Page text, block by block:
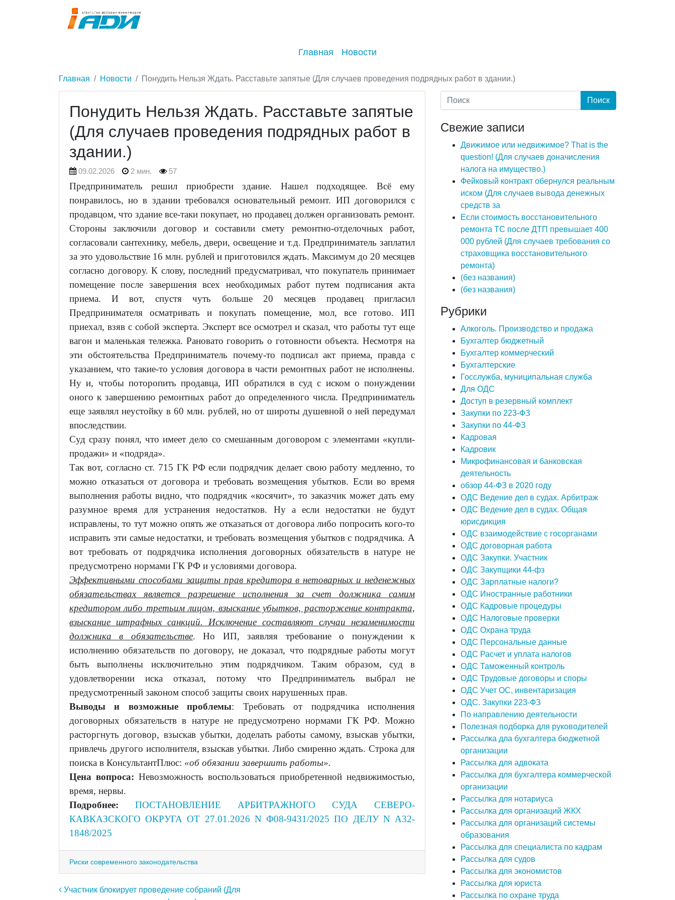
Главная Новости
Главная Новости Понудить Нельзя Ждать. Расставьте запятые (Для случаев проведения подрядных работ в здании.)
Понудить Нельзя Ждать. Расставьте запятые
(Для случаев проведения подрядных работ в
здании.)
09.02.2026 2 мин. 57
Предприниматель решил приобрести здание. Нашел подходящее. Всё ему
понравилось, но в здании требовался основательный ремонт. ИП договорился с
продавцом, что здание все-таки покупает, но продавец должен организовать ремонт.
Стороны заключили договор и составили смету ремонтно-отделочных работ,
согласовали сантехнику, мебель, двери, освещение и т.д. Предприниматель заплатил
за это удовольствие 16 млн. рублей и приготовился ждать. Максимум до 20 месяцев
согласно договору. К слову, последний предусматривал, что покупатель принимает
помещение после завершения всех необходимых работ путем подписания акта
приема. И вот, спустя чуть больше 20 месяцев продавец пригласил
Предпринимателя осматривать и покупать помещение, мол, все готово. ИП
приехал, взяв с собой эксперта. Эксперт все осмотрел и сказал, что работы тут еще
вагон и маленькая тележка. Рановато говорить о готовности объекта. Несмотря на
эти обстоятельства Предприниматель почему-то подписал акт приема, правда с
указанием, что такие-то условия договора в части ремонтных работ не исполнены.
Ну и, чтобы поторопить продавца, ИП обратился в суд с иском о понуждении
оного к завершению ремонтных работ до определенного числа. Предприниматель
еще заявлял неустойку в 60 млн. рублей, но от широты душевной о ней передумал
впоследствии.
Суд сразу понял, что имеет дело со смешанным договором с элементами «купли-
продажи» и «подряда».
Так вот, согласно ст. 715 ГК РФ если подрядчик делает свою работу медленно, то
можно отказаться от договора и требовать возмещения убытков. Если во время
выполнения работы видно, что подрядчик «косячит», то заказчик может дать ему
разумное время для устранения недостатков. Ну а если недостатки не будут
исправлены, то тут можно опять же отказаться от договора либо попросить кого-то
исправить эти самые недостатки, и требовать возмещения убытков с подрядчика. А
вот требовать от подрядчика исполнения договорных обязательств в натуре не
предусмотрено нормами ГК РФ и условиями договора.
Эффективными способами защиты прав кредитора в нетоварных и неденежных
обязательствах является разрешение исполнения за счет должника самим
кредитором либо третьим лицом, взыскание убытков, расторжение контракта,
взыскание штрафных санкций. Исключение составляют случаи незаменимости
должника в обязательстве. Но ИП, заявляя требование о понуждении к
исполнению обязательств по договору, не доказал, что подрядные работы могут
быть выполнены исключительно этим подрядчиком. Таким образом, суд в
удовлетворении иска отказал, потому что Предприниматель выбрал не
предусмотренный законом способ защиты своих нарушенных прав.
Выводы и возможные проблемы: Требовать от подрядчика исполнения
договорных обязательств в натуре не предусмотрено нормами ГК РФ. Можно
расторгнуть договор, взыскав убытки, доделать работы самому, взыскав убытки,
привлечь другого исполнителя, взыскав убытки. Либо смиренно ждать. Строка для
поиска в КонсультантПлюс: «об обязании завершить работы».
Цена вопроса: Невозможность воспользоваться приобретенной недвижимостью,
время, нервы.
Подробнее:
ПОСТАНОВЛЕНИЕ АРБИТРАЖНОГО СУДА СЕВЕРО-
КАВКАЗСКОГО ОКРУГА ОТ 27.01.2026 N Ф08-9431/2025 ПО ДЕЛУ N А32-
1848/2025
Риски современного законодательства
Навигация по записям
Участник блокирует проведение собраний (Для
Свежие записи
Движимое или недвижимое? That is the
question! (Для случаев доначисления
налога на имущество.)
Фейковый контракт обернулся реальным
иском (Для случаев вывода денежных
средств за
Если стоимость восстановительного
ремонта ТС после ДТП превышает 400
000 рублей (Для случаев требования со
страховщика восстановительного
ремонта)
(без названия)
(без названия)
Рубрики
Алкоголь. Производство и продажа
Бухгалтер бюджетный
Бухгалтер коммерческий
Бухгалтерские
Госслужба, муниципальная служба
Для ОДС
Доступ в резервный комплект
Закупки по 223-ФЗ
Закупки по 44-ФЗ
Кадровая
Кадровик
Микрофинансовая и банковская
деятельность
обзор 44-ФЗ в 2020 году
ОДС Ведение дел в судах. Арбитраж
ОДС Ведение дел в судах. Общая
юрисдикция
ОДС взаимодействие с госорганами
ОДС договорная работа
ОДС Закупки. Участник
ОДС Закупщики 44-фз
ОДС Зарплатные налоги?
ОДС Иностранные работники
ОДС Кадровые процедуры
ОДС Налоговые проверки
ОДС Охрана труда
ОДС Персональные данные
ОДС Расчет и уплата налогов
ОДС Таможенный контроль
ОДС Трудовые договоры и споры
ОДС Учет ОС, инвентаризация
ОДС. Закупки 223-ФЗ
По направлению деятельности
Полезная подборка для руководителей
Рассылка дла бухгалтера бюджетной
организации
Рассылка для адвоката
Рассылка для бухгалтера коммерческой
организации
Рассылка для нотариуса
Рассылка для организаций ЖКХ
Рассылка для организаций системы
образования
Рассылка для специалиста по кадрам
Рассылка для судов
Рассылка для экономистов
Рассылка для юриста
Рассылка по охране труда